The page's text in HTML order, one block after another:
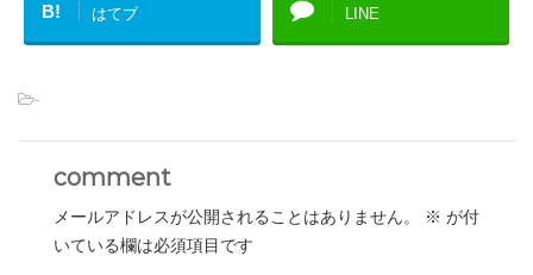
B! はてブ LINE
-
comment
メールアドレスが公開されることはありません。 ※ が付
いている欄は必須項目です